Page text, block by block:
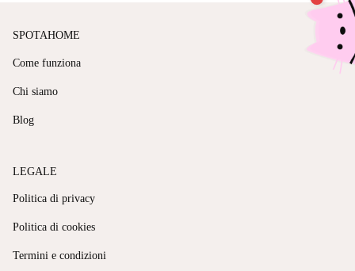
SPOTAHOME
Come funziona
Chi siamo
Blog
LEGALE
Politica di privacy
Politica di cookies
Termini e condizioni